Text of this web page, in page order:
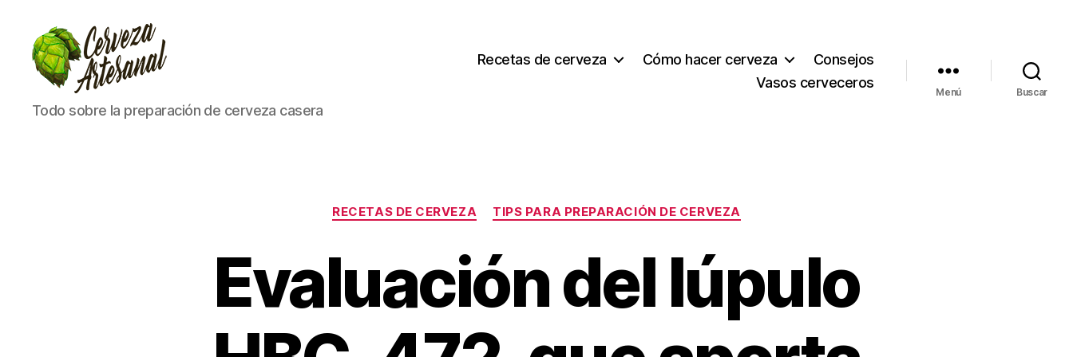
Cómo
hacer
Todo sobre la preparación de cerveza casera
Recetas de cerveza Cómo hacer cerveza
Consejos
Vasos cerveceros
Menú Buscar
Categorías
RECETAS DE CERVEZA TIPS PARA PREPARACIÓN DE CERVEZA
Evaluación del lúpulo